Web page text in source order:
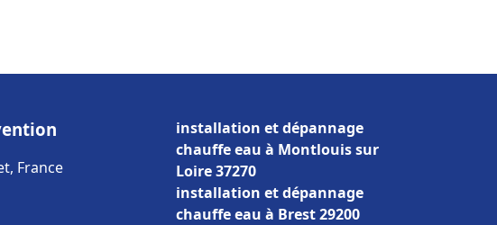
France
installation et dépannage
chauffe eau à Montlouis sur
Loire 37270
installation et dépannage
chauffe eau à Brest 29200